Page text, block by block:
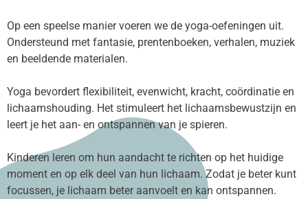
Op een speelse manier voeren we de yoga-oefeningen uit.
Ondersteund met fantasie, prentenboeken, verhalen, muziek
en beeldende materialen.
Yoga bevordert flexibiliteit, evenwicht, kracht, coördinatie en
lichaamshouding. Het stimuleert het lichaamsbewustzijn en
leert je het aan- en ontspannen van je spieren.
Kinderen leren om hun aandacht te richten op het huidige
moment en op elk deel van hun lichaam. Zodat je beter kunt
focussen, je lichaam beter aanvoelt en kan ontspannen.